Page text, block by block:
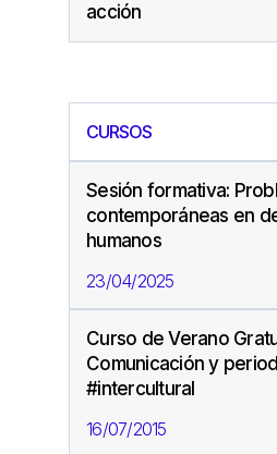
acción
CURSOS
Sesión formativa:
contemporáneas en
humanos
23/04/2025
Curso de Verano
Comunicación y
#intercultural
16/07/2015